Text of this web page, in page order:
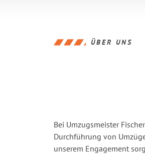
ÜBER UNS
Bei Umzugsmeister
Durchführung von
unserem Engagement